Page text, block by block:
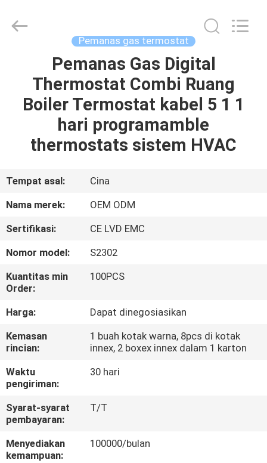
RUMAH
PRODUK
PERTUNJUKAN
TENTANG
TUR
PABRIK
KONTROL
KUALITAS
HUBUNGI
KAMI
PERMINTAAN
PENAWARAN
Limited.
Pemanas gas termostat
Pemanas Gas Digital
Thermostat Combi Ruang
Boiler Termostat kabel 5 1 1
hari programamble
thermostats sistem HVAC
Tempat asal:
Cina
Nama merek:
OEM ODM
Sertifikasi:
CE LVD EMC
Nomor model:
S2302
Kuantitas min
Order:
100PCS
Harga:
Dapat dinegosiasikan
Kemasan
rincian:
1 buah kotak warna, 8pcs di kotak
innex, 2 boxex innex dalam 1 karton
Waktu
pengiriman:
30 hari
Syarat-syarat
pembayaran:
T/T
Menyediakan
kemampuan:
100000/bulan